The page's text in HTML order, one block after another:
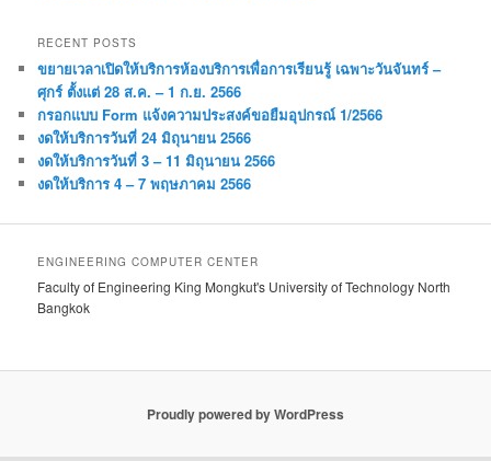
RECENT POSTS
ขยายเวลาเปิดให้บริการห้องบริการเพื่อการเรียนรู้ เฉพาะวันจันทร์ –
ศุกร์ ตั้งแต่ 28 ส.ค. – 1 ก.ย. 2566
กรอกแบบ Form แจ้งความประสงค์ขอยืมอุปกรณ์ 1/2566
งดให้บริการวันที่ 24 มิถุนายน 2566
งดให้บริการวันที่ 3 – 11 มิถุนายน 2566
งดให้บริการ 4 – 7 พฤษภาคม 2566
ENGINEERING COMPUTER CENTER
Faculty of Engineering King Mongkut's University of Technology North
Bangkok
Proudly powered by WordPress